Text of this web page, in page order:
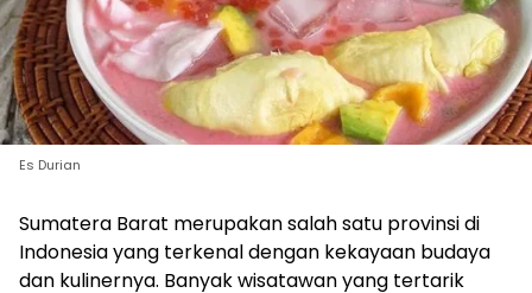
Es Durian
Sumatera Barat merupakan salah satu provinsi di
Indonesia yang terkenal dengan kekayaan budaya
dan kulinernya. Banyak wisatawan yang tertarik